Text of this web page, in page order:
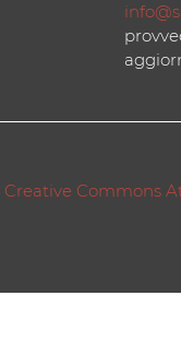
Creative Commons